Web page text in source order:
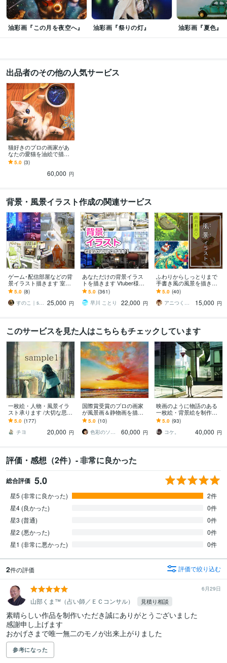
油彩画『この月を夜空へ』 油彩画『祭りの灯』 油彩画『夏色』
出品者のその他の人気サービス
猫好きのプロの画家があ
なたの愛猫を油絵で描き
ます 世界一可愛い愛猫チ
ャンをアート世界の主役
5.0 (3)
60,000 円
背景・風景イラスト作成の関連サービス
ゲーム･配信部屋などの背
景イラスト描きます 室内
背景に特化したサービス
です
5.0 (8)
すのこ｜snoko 25,000 円
あなただけの背景イラス
トを描きます Vtuber様動
画配信背景/動画/SNS/ゲー
ム背景などに☆
5.0 (361)
早川 ことり
22,000 円
ふわりからしっとりまで
手書き風の風景を描きま
す 【8,9月】一時的に値上
げ中です！10月に戻しま
す！
5.0 (40)
アニつく工房
15,000 円
このサービスを見た人はこちらもチェックしています
一枚絵・人物・風景イラ
スト承ります /大切な思い
が形になるように制作さ
せていただきます。
5.0 (177)
チヨ
20,000 円
国際賞受賞のプロの画家
が風景画＆静物画を描き
ます 想い出の風景や大切
なオブジェなど油絵作品
として記念の宝物に
5.0 (10)
色彩のソムリエ（画家）
60,000 円
映画のように物語のある
一枚絵・背景絵を制作し
ます 丁寧な打ち合わせ◆
あなただけの世界を元ア
ニメーターが描き出す
5.0 (93)
コケ。
40,000 円
評価・感想（2件）- 非常に良かった
総合評価 5.0
星5 (非常に良かった)
2件
星4 (良かった)
0件
星3 (普通)
0件
星2 (悪かった)
0件
星1 (非常に悪かった)
0件
2件の評価 評価で絞り込む
6月29日
山部くま™（占い師／ＥＣコンサル） 見積り相談
素晴らしい作品を制作いただき誠にありがとうございました
感謝申し上げます
おかげさまで唯一無二のモノが出来上がりました
参考になった